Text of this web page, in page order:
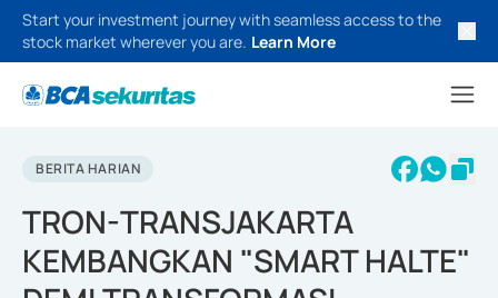
Start your investment journey with seamless access to the
stock market wherever you are. Learn More
BERITA HARIAN
TRON-TRANSJAKARTA
KEMBANGKAN "SMART HALTE"